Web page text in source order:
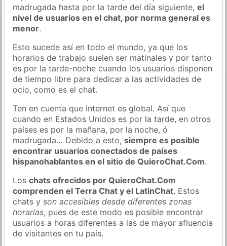
madrugada hasta por la tarde del día siguiente,el
nivel de usuarios en el chat, por norma general es
menor.
Esto sucede así en todo el mundo, ya que los
horarios de trabajo suelen ser matinales y por tanto
es por la tarde-noche cuando los usuarios disponen
de tiempo libre para dedicar a las actividades de
ocio, como es el chat.
Ten en cuenta que internet es global. Así que
cuando en Estados Unidos es por la tarde, en otros
países es por la mañana, por la noche, ó
madrugada… Debido a esto,siempre es posible
encontrar usuarios conectados de países
hispanohablantes en el sitio de QuieroChat.Com.
Loschats ofrecidos por QuieroChat.Com
comprenden el Terra Chat y el LatinChat. Estos
chats yson accesibles desde diferentes zonas
horarias, pues de este modo es posible encontrar
usuarios a horas diferentes a las de mayor afluencia
de visitantes en tu país.